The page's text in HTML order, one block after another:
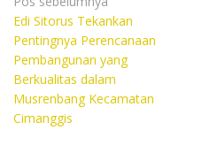
b
o
o
k
er s
A
p
y
n
pos
Edi Sitorus Tekankan
Pentingnya Perencanaan
Pembangunan yang
Berkualitas dalam
Musrenbang Kecamatan
Cimanggis